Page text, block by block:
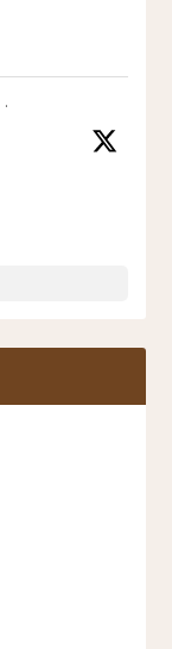
·